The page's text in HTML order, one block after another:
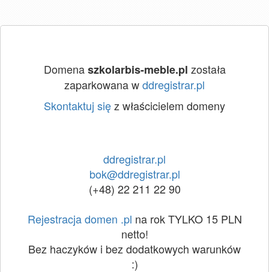
Domenaszkolarbis-meble.pl została
zaparkowana wddregistrar.pl
Skontaktuj sięz właścicielem domeny
ddregistrar.pl
bok@ddregistrar.pl
(+48) 22 211 22 90
Rejestracja domen .pl na rok TYLKO 15 PLN
netto!
Bez haczyków i bez dodatkowych warunków
:)